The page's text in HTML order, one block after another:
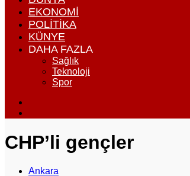
EKONOMI
POLITIKA
KÜNYE
DAHA FAZLA
Sağlık
Teknoloji
Spor
...
CHP’li gençler
Ankara